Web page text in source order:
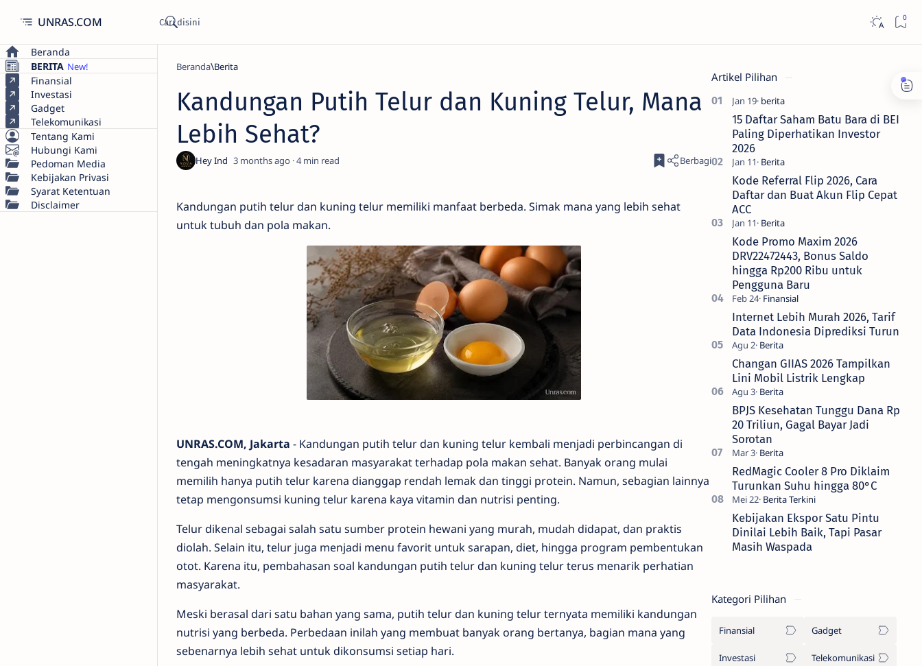
UNRAS.COM
Beranda
BERITA
Finansial
Investasi
Gadget
Telekomunikasi
Tentang Kami
Hubungi Kami
Pedoman Media
Kebijakan Privasi
Syarat Ketentuan
Disclaimer
Beranda Berita
Kandungan Putih Telur dan Kuning Telur, Mana
Lebih Sehat?
3 months ago 4
Kandungan putih telur dan kuning telur memiliki manfaat berbeda. Simak mana yang lebih sehat
untuk tubuh dan pola makan.
UNRAS.COM, Jakarta - Kandungan putih telur dan kuning telur kembali menjadi perbincangan di
tengah meningkatnya kesadaran masyarakat terhadap pola makan sehat. Banyak orang mulai
memilih hanya putih telur karena dianggap rendah lemak dan tinggi protein. Namun, sebagian lainnya
tetap mengonsumsi kuning telur karena kaya vitamin dan nutrisi penting.
Telur dikenal sebagai salah satu sumber protein hewani yang murah, mudah didapat, dan praktis
diolah. Selain itu, telur juga menjadi menu favorit untuk sarapan, diet, hingga program pembentukan
otot. Karena itu, pembahasan soal kandungan putih telur dan kuning telur terus menarik perhatian
masyarakat.
Meski berasal dari satu bahan yang sama, putih telur dan kuning telur ternyata memiliki kandungan
nutrisi yang berbeda. Perbedaan inilah yang membuat banyak orang bertanya, bagian mana yang
sebenarnya lebih sehat untuk dikonsumsi setiap hari.
Artikel Pilihan
15 Daftar Saham Batu Bara di BEI
Paling Diperhatikan Investor
2026
Kode Referral Flip 2026, Cara
Daftar dan Buat Akun Flip Cepat
ACC
Kode Promo Maxim 2026
DRV22472443, Bonus Saldo
hingga Rp200 Ribu untuk
Pengguna Baru
Internet Lebih Murah 2026, Tarif
Data Indonesia Diprediksi Turun
Changan GIIAS 2026 Tampilkan
Lini Mobil Listrik Lengkap
BPJS Kesehatan Tunggu Dana Rp
20 Triliun, Gagal Bayar Jadi
Sorotan
RedMagic Cooler 8 Pro Diklaim
Turunkan Suhu hingga 80°C
Kebijakan Ekspor Satu Pintu
Dinilai Lebih Baik, Tapi Pasar
Masih Waspada
Kategori Pilihan
Finansial Gadget
Investasi Telekomunikasi